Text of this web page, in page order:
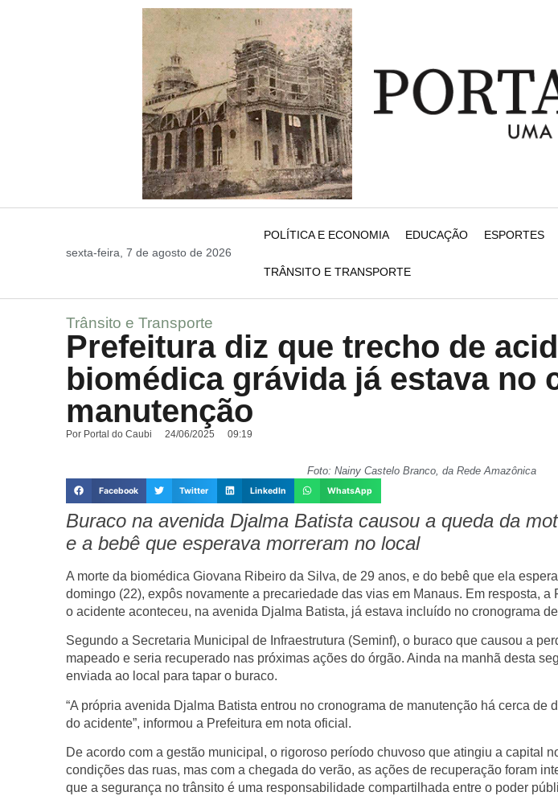
sexta-feira, 7 de agosto de 2026
POLÍTICA E ECONOMIA EDUCAÇÃO ESPORTES
TRÂNSITO E TRANSPORTE
Trânsito e Transporte
Prefeitura diz que trecho de
biomédica grávida já estava no
manutenção
Por Portal do Caubi 24/06/2025 09:19
Foto: Nainy Castelo Branco, da Rede Amazônica
Facebook Twitter LinkedIn WhatsApp
Buraco na avenida Djalma Batista causou a queda da
e a bebê que esperava morreram no local
A morte da biomédica Giovana Ribeiro da Silva, de 29 anos, e do bebê que ela
domingo (22), expôs novamente a precariedade das vias em Manaus. Em resposta, a
o acidente aconteceu, na avenida Djalma Batista, já estava incluído no cronograma
Segundo a Secretaria Municipal de Infraestrutura (Seminf), o buraco que causou a
mapeado e seria recuperado nas próximas ações do órgão. Ainda na manhã desta
enviada ao local para tapar o buraco.
“A própria avenida Djalma Batista entrou no cronograma de manutenção há cerca de
do acidente”, informou a Prefeitura em nota oficial.
De acordo com a gestão municipal, o rigoroso período chuvoso que atingiu a capital
condições das ruas, mas com a chegada do verão, as ações de recuperação foram
que a segurança no trânsito é uma responsabilidade compartilhada entre o poder